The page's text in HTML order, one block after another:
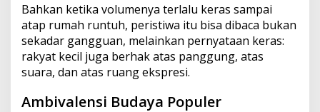
Bahkan ketika volumenya terlalu keras sampai
atap rumah runtuh, peristiwa itu bisa dibaca bukan
sekadar gangguan, melainkan pernyataan keras:
rakyat kecil juga berhak atas panggung, atas
suara, dan atas ruang ekspresi.
Ambivalensi Budaya Populer